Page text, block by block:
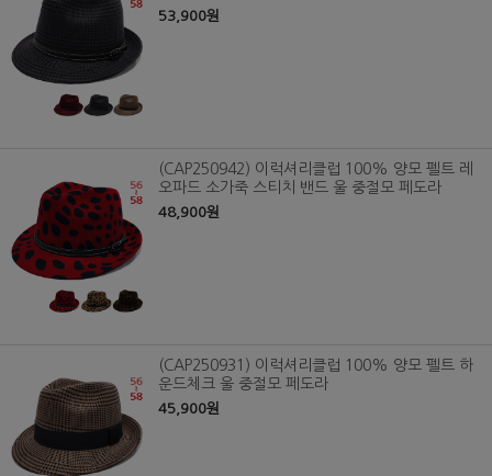
53,900원
(CAP250942) 이럭셔리클럽 100% 양모 펠트 레
오파드 소가죽 스티치 밴드 울 중절모 페도라
48,900원
(CAP250931) 이럭셔리클럽 100% 양모 펠트 하
운드체크 울 중절모 페도라
45,900원